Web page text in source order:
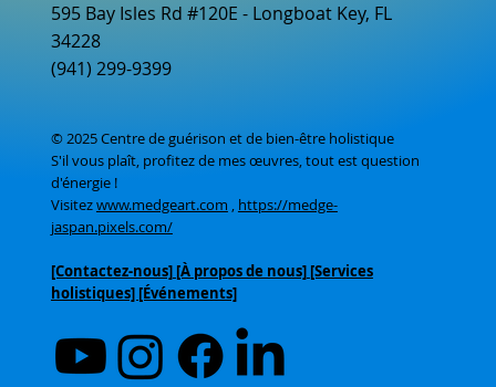
595 Bay Isles Rd #120E - Longboat Key, FL
34228
(941) 299-9399
© 2025 Centre de guérison et de bien-être holistique
S'il vous plaît, profitez de mes œuvres, tout est question
d'énergie !
Visitezwww.medgeart.com , https://medge-
jaspan.pixels.com/
[Contactez-nous] [À propos de nous] [Services
holistiques] [Événements]